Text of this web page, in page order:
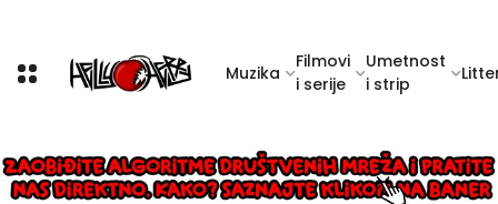
Muzika
Filmovi
i serije
Umetnost
i strip